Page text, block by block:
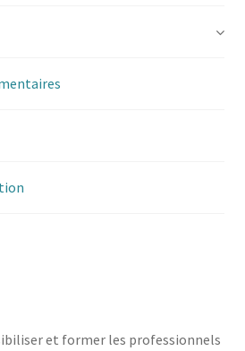
et former les professionnels